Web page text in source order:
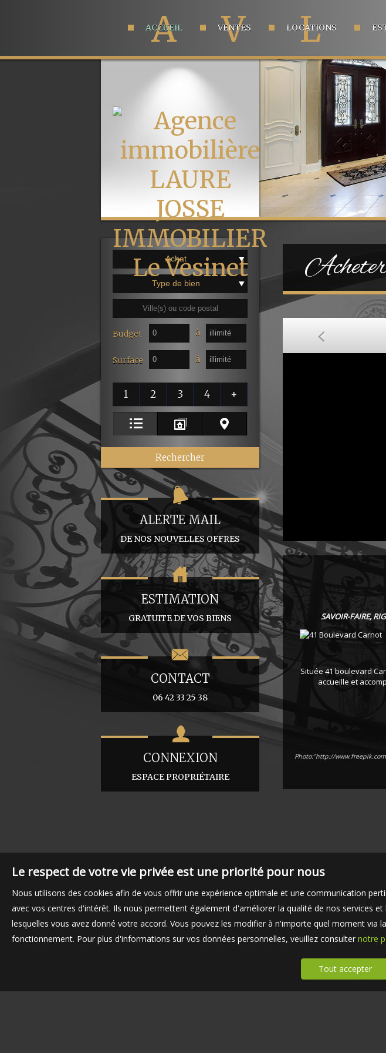
A
ACCUEIL V
VENTES L
LOCATIONS
Achat
Type de bien
Budget à
Surface à
1 2 3 4 +
ALERTE MAIL
DE NOS NOUVELLES OFFRES
ESTIMATION
GRATUITE DE VOS BIENS
CONTACT
06 42 33 25 38
CONNEXION
ESPACE PROPRIÉTAIRE
SAVOIR-FAIRE,
Située 41 boulevard
accueille et
Photo:"http://
Le respect de votre vie privée est une priorité pour nous
Nous utilisons des cookies afin de vous offrir une expérience optimale et une communication
avec vos centres d'intérêt. Ils nous permettent également d'améliorer la qualité de nos services
lesquelles vous avez donné votre accord. Vous pouvez les modifier à n'importe quel moment
fonctionnement. Pour plus d'informations sur vos données personnelles, veuillez consulter notre
Tout accepter